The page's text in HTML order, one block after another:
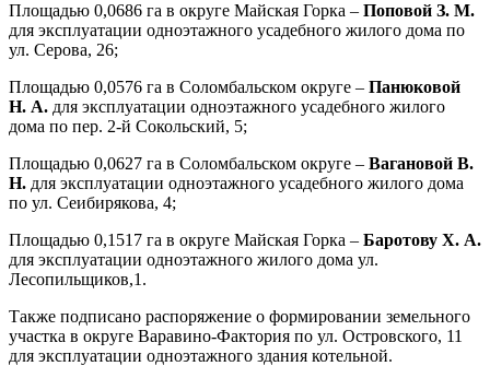
Площадью 0,0686 га в округе Майская Горка – Поповой З. М.
для эксплуатации одноэтажного усадебного жилого дома по
ул. Серова, 26;
Площадью 0,0576 га в Соломбальском округе – Панюковой
Н. А. для эксплуатации одноэтажного усадебного жилого
дома по пер. 2-й Сокольский, 5;
Площадью 0,0627 га в Соломбальском округе – Вагановой В.
Н. для эксплуатации одноэтажного усадебного жилого дома
по ул. Сеибирякова, 4;
Площадью 0,1517 га в округе Майская Горка – Баротову Х. А.
для эксплуатации одноэтажного жилого дома ул.
Лесопильщиков,1.
Также подписано распоряжение о формировании земельного
участка в округе Варавино-Фактория по ул. Островского, 11
для эксплуатации одноэтажного здания котельной.